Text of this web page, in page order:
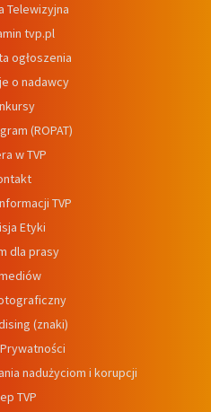
Telewizyjna
tvp.pl
ogłoszenia
o nadawcy
(ROPAT)
w TVP
TVP
Etyki
dla prasy
(znaki)
nadużyciom i korupcji
TVP